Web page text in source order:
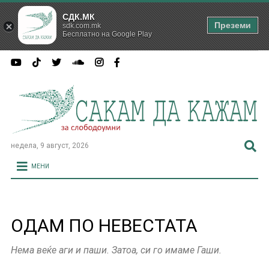
недела, 9 август, 2026
МЕНИ
ОДАМ ПО НЕВЕСТАТА
Нема веќе аги и паши. Затоа, си го имаме Гаши.
СДК.МК
sdk.com.mk
Бесплатно на Google Play
Преземи